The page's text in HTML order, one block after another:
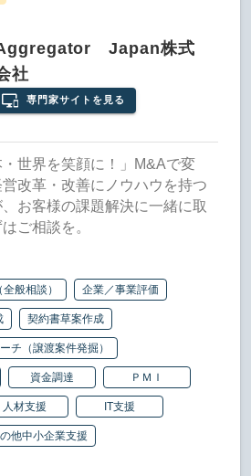
Japan株式
社
専門家サイトを見る
・世界を笑顔に！」M&Aで変
改革・改善にノウハウを持つ
お客様の課題解決に一緒に取
ご相談を。
般相談）
企業／事業評価
契約書草案作成
チ（譲渡案件発掘）
資金調達 ＰＭＩ
人材支援 IT支援
他中小企業支援